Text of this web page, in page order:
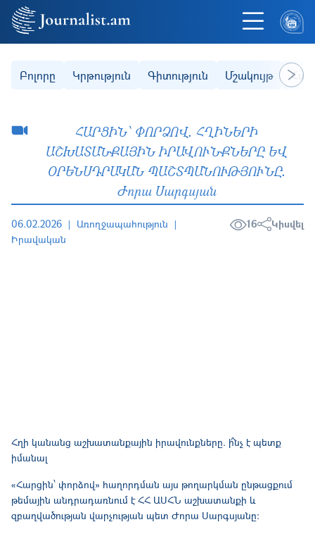
Բոլորը Կրթություն Գիտություն Մշակույթ Next
ՀԱՐՑԻՆ՝ ՓՈՐՁՈՎ․ ՀՂԻՆԵՐԻ
ԱՇԽԱՏԱՆՔԱՅԻՆ ԻՐԱՎՈՒՆՔՆԵՐԸ ԵՎ
ՕՐԵՆՍԴՐԱԿԱՆ ՊԱՇՏՊԱՆՈՒԹՅՈՒՆԸ․
Ժորա Սարգսյան
06.02.2026
Առողջապահություն
Իրավական
16 Կիսվել
Հղի կանանց աշխատանքային իրավունքները. ի՞նչ է պետք
իմանալ
«Հարցին՝ փորձով» հաղորդման այս թողարկման ընթացքում
թեմային անդրադառնում է ՀՀ ԱՍՀՆ աշխատանքի և
զբաղվածության վարչության պետ Ժորա Սարգսյանը։